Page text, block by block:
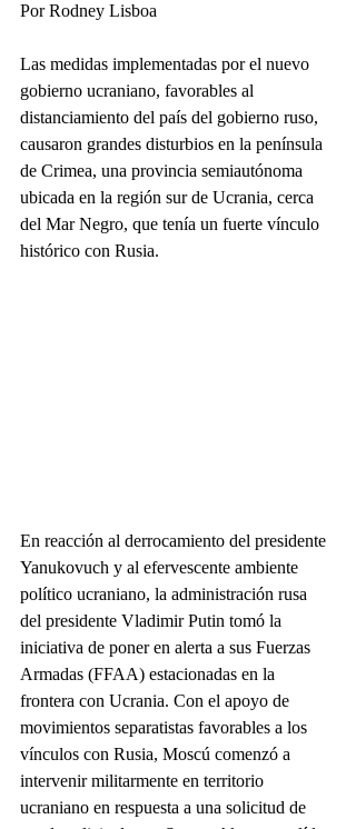
Por Rodney Lisboa
Las medidas implementadas por el nuevo
gobierno ucraniano, favorables al
distanciamiento del país del gobierno ruso,
causaron grandes disturbios en la península
de Crimea, una provincia semiautónoma
ubicada en la región sur de Ucrania, cerca
del Mar Negro, que tenía un fuerte vínculo
histórico con Rusia.
En reacción al derrocamiento del presidente
Yanukovuch y al efervescente ambiente
político ucraniano, la administración rusa
del presidente Vladimir Putin tomó la
iniciativa de poner en alerta a sus Fuerzas
Armadas (FFAA) estacionadas en la
frontera con Ucrania. Con el apoyo de
movimientos separatistas favorables a los
vínculos con Rusia, Moscú comenzó a
intervenir militarmente en territorio
ucraniano en respuesta a una solicitud de